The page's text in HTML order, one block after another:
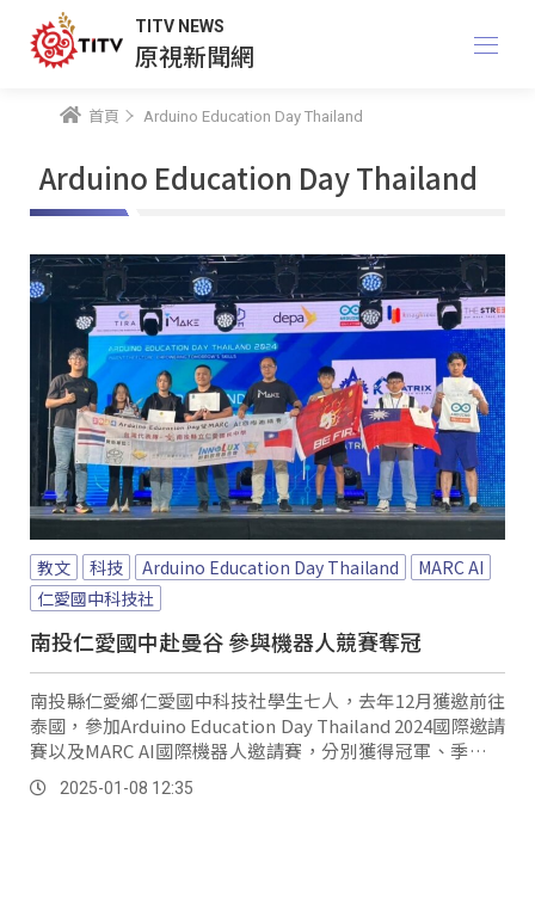
TITV NEWS
原視新聞網
首頁 Arduino Education Day Thailand
Arduino Education Day Thailand
教文 科技 Arduino Education Day Thailand
MARC AI
仁愛國中科技社
南投仁愛國中赴曼谷 參與機器人競賽奪冠
南投縣仁愛鄉仁愛國中科技社學生七人，去年12月獲邀前往
泰國，參加Arduino Education Day Thailand 2024國際邀請
賽以及MARC AI國際機器人邀請賽，分別獲得冠軍、季軍及
佳作等優異成績；不過在還沒去之前，學生們的心理其實壓
力很大，擔心表現不好會讓大家失望。
2025-01-08 12:35